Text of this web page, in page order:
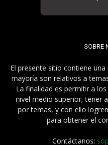
SOBRE
El presente sitio contiene
mayoría son relativos a
La finalidad es permitir a
nivel medio superior, tener
por temas, y con ello
para obtener el
Contáctanos: